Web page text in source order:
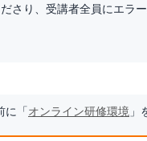
り、受講者全員にエラ
に「オンライン研修環境 」